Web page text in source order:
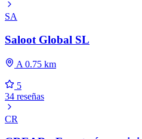
SA
Saloot Global SL
A 0.75 km
5
34 reseñas
CR